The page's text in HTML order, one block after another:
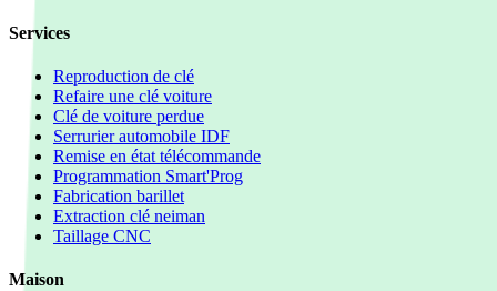
Services
Reproduction de clé
Refaire une clé voiture
Clé de voiture perdue
Serrurier automobile IDF
Remise en état télécommande
Programmation Smart'Prog
Fabrication barillet
Extraction clé neiman
Taillage CNC
Maison